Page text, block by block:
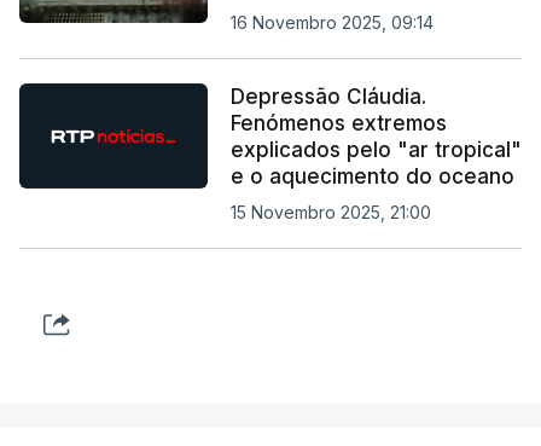
16 Novembro 2025, 09:14
Depressão Cláudia.
Fenómenos extremos
explicados pelo "ar tropical"
e o aquecimento do oceano
15 Novembro 2025, 21:00